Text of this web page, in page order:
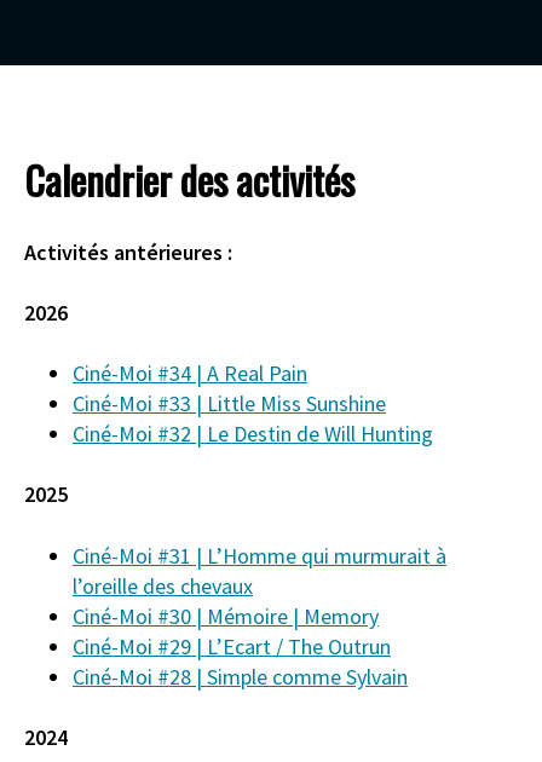
Calendrier des activités
Activités antérieures :
2026
Ciné-Moi #34 | A Real Pain
Ciné-Moi #33 | Little Miss Sunshine
Ciné-Moi #32 | Le Destin de Will Hunting
2025
Ciné-Moi #31 | L’Homme qui murmurait à
l’oreille des chevaux
Ciné-Moi #30 | Mémoire | Memory
Ciné-Moi #29 | L’Ecart / The Outrun
Ciné-Moi #28 | Simple comme Sylvain
2024